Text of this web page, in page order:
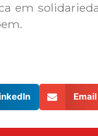
em
Email